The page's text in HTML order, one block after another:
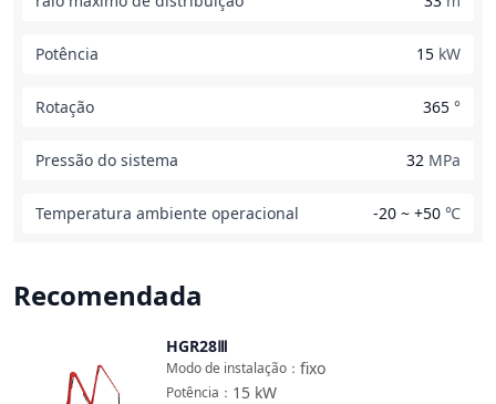
Potência 15 kW
Rotação 365 °
Pressão do sistema 32 MPa
Temperatura ambiente operacional -20 ~ +50 ℃
Recomendada
HGR28Ⅲ
fixo
Modo de instalação ：
15 kW
Potência ：